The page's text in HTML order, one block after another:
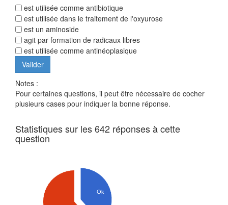
est utilisée comme antibiotique
est utilisée dans le traitement de l'oxyurose
est un aminoside
agit par formation de radicaux libres
est utilisée comme antinéoplasique
Notes :
Pour certaines questions, il peut être nécessaire de cocher
plusieurs cases pour indiquer la bonne réponse.
Statistiques sur les 642 réponses à cette
question
Ok